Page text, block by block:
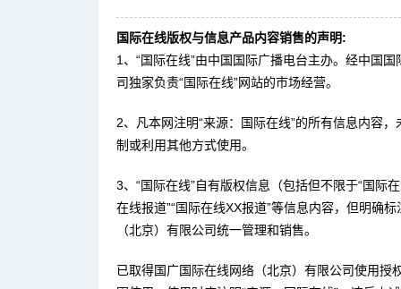
国际在线版权与信息产品内容销售的声明:
1、“国际在线”由中国国际广播电台主办。经中国
司独家负责“国际在线”网站的市场经营。
2、凡本网注明“来源：国际在线”的所有信息内容
制或利用其他方式使用。
3、“国际在线”自有版权信息（包括但不限于“国际
在线报道”“国际在线XX报道”等信息内容，但明确
（北京）有限公司统一管理和销售。
已取得国广国际在线网络（北京）有限公司使用